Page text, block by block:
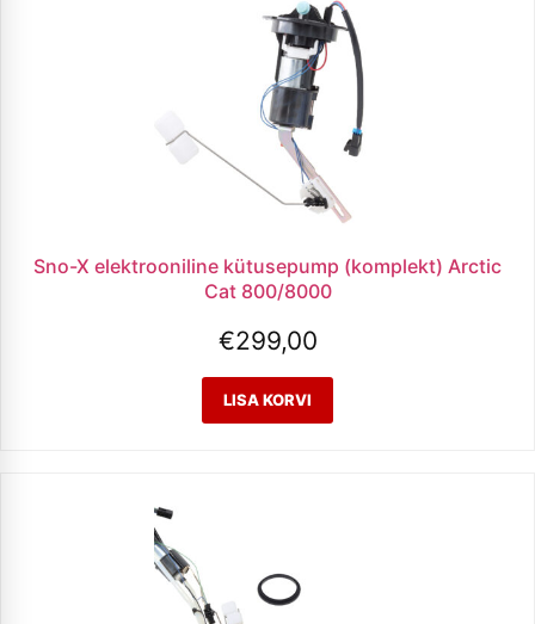
Sno-X elektrooniline kütusepump (komplekt) Arctic
Cat 800/8000
€299,00